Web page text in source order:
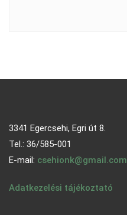
3341 Egercsehi, Egri út 8.
Tel.: 36/585-001
E-mail: csehionk@gmail.com
Adatkezelési tájékoztató